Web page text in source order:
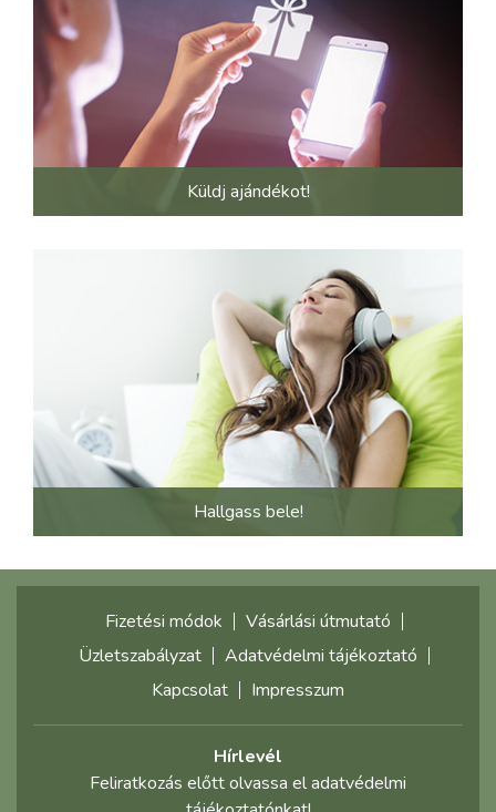
Küldj ajándékot!
Hallgass bele!
Fizetési módok
Vásárlási útmutató
Üzletszabályzat
Adatvédelmi tájékoztató
Kapcsolat
Impresszum
Hírlevél
Feliratkozás előtt olvassa el adatvédelmi